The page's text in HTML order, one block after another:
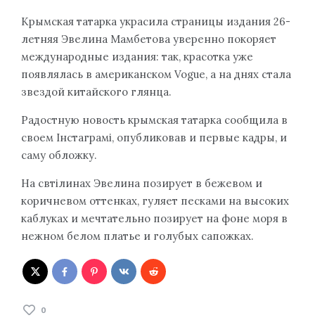
Крымская татарка украсила страницы издания 26-
летняя Эвелина Мамбетова уверенно покоряет
международные издания: так, красотка уже
появлялась в американском Vogue, а на днях стала
звездой китайского глянца.
Радостную новость крымская татарка сообщила в
своем Інстаграмі, опубликовав и первые кадры, и
саму обложку.
На свтілинах Эвелина позирует в бежевом и
коричневом оттенках, гуляет песками на высоких
каблуках и мечтательно позирует на фоне моря в
нежном белом платье и голубых сапожках.
0